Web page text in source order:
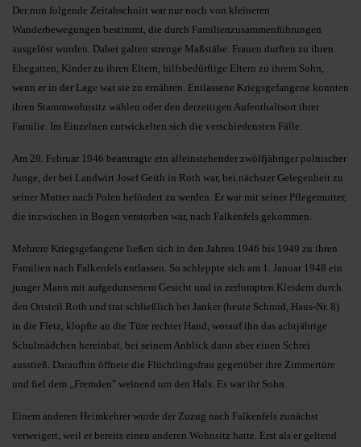
Der nun folgende Zeitabschnitt war nur noch von kleineren
Wanderbewegungen bestimmt, die durch Familienzusammenführungen
ausgelöst wurden. Dabei galten strenge Maßstäbe. Frauen durften zu ihren
Ehegatten, Kinder zu ihren Eltern, hilfsbedürftige Eltern zu ihrem Sohn,
wenn er in der Lage war sie zu ernähren. Entlassene Kriegsgefangene konnten
ihren Stammwohnsitz wählen oder den derzeitigen Aufenthaltsort ihrer
Familie. Im Einzelnen entwickelten sich die verschiedensten Fälle.
Am 28. Februar 1946 beantragte ein alleinstehender zwölfjähriger polnischer
Junge, der bei Landwirt Josef Geith in Roth war, bei nächster Gelegenheit zu
seiner Mutter nach Polen befördert zu werden. Er war mit seiner Pflegemutter,
die inzwischen in Bogen verstorben war, nach Falkenfels gekommen.
Mehrere Kriegsgefangene ließen sich in den Jahren 1946 bis 1949 zu ihren
Familien nach Falkenfels entlassen. So schleppte sich am 1. Januar 1948 ein
junger Mann mit aufgedunsenem Gesicht und in zerlumpten Kleidern durch
den Ortsteil Roth und trat schließlich bei Janker (heute Schmid, Haus-Nr. 8)
in die Fletz, klopfte an die Türe rechter Hand, worauf ihn das achtjährige
Schulmädchen hereinbat, bei seinem Anblick dann aber einen Schrei
ausstieß. Daraufhin öffnete die Flüchtlingsfrau gegenüber ihre Zimmertüre
und fiel dem „Fremden" weinend um den Hals. Es war ihr Sohn.
Einem anderen Heimkehrer wurde der Zuzug nach Falkenfels zunächst
verweigert, weil er bereits einen anderen Wohnsitz hatte. Erst als er geltend